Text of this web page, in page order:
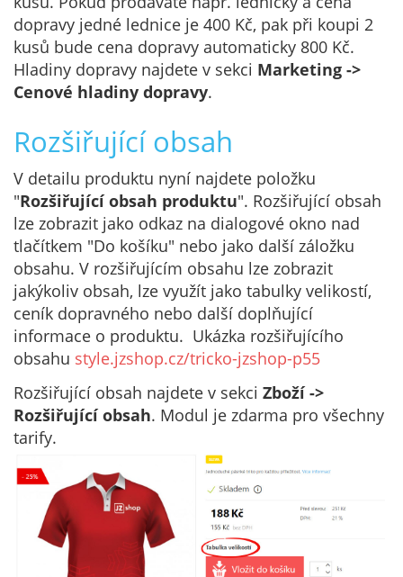
dopravy jedné lednice je 400 Kč, pak při koupi 2
kusů bude cena dopravy automaticky 800 Kč.
Hladiny dopravy najdete v sekci Marketing ->
Cenové hladiny dopravy.
Rozšiřující obsah
V detailu produktu nyní najdete položku
"Rozšiřující obsah produktu". Rozšiřující obsah
lze zobrazit jako odkaz na dialogové okno nad
tlačítkem "Do košíku" nebo jako další záložku
obsahu. V rozšiřujícím obsahu lze zobrazit
jakýkoliv obsah, lze využít jako tabulky velikostí,
ceník dopravného nebo další doplňující
informace o produktu. Ukázka rozšiřujícího
obsahu style.jzshop.cz/tricko-jzshop-p55
Rozšiřující obsah najdete v sekci Zboží ->
Rozšiřující obsah. Modul je zdarma pro všechny
tarify.